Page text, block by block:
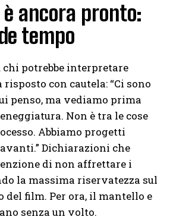
è ancora pronto:
tempo
potrebbe interpretare
con cautela: “Ci sono
penso, ma vediamo prima
Non è tra le cose
Abbiamo progetti
Dichiarazioni che
di non affrettare i
la massima riservatezza sul
del film. Per ora, il mantello e
senza un volto.